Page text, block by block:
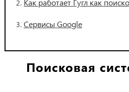
Как работает Гугл как
Сервисы Google
Поисковая